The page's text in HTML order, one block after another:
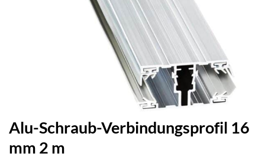
Alu-Schraub-Verbindungsprofil 16
mm 2 m